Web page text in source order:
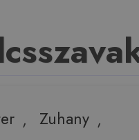
, Zuhany ,